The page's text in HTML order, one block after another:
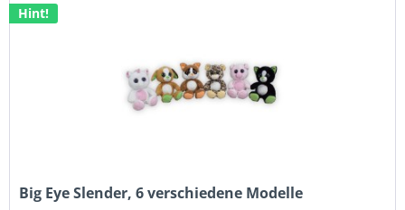
Hint!
Big Eye Slender, 6 verschiedene Modelle